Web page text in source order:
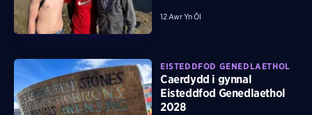
12 Awr Yn Ôl
EISTEDDFOD GENEDLAETHOL
Caerdydd i gynnal
Eisteddfod Genedlaethol
2028